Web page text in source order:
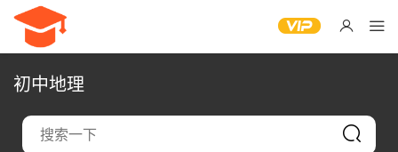
初中地理